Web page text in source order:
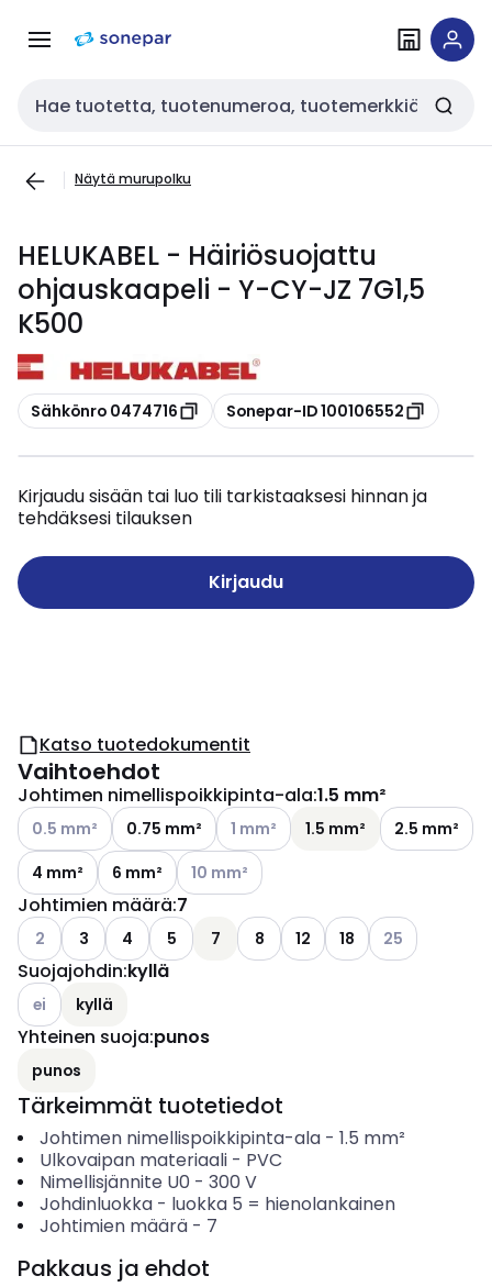
navigointiinsisältöön
Haku
Näytä murupolku
HELUKABEL - Häiriösuojattu
ohjauskaapeli - Y-CY-JZ 7G1,5
K500
Kopioi
Sähkönro 0474716 Kopioi
Sonepar-ID 100106552
Kirjaudu sisään tai luo tili tarkistaaksesi hinnan ja
tehdäksesi tilauksen
Kirjaudu
Katso tuotedokumentit
Vaihtoehdot
Johtimen nimellispoikkipinta-ala:1.5 mm²
Katso käytettävissä olevat vaihtoehdot
0.5 mm² 0.75 mm² Katso käytettävissä olevat
1 mm² 1.5 mm²
2.5 mm²
4 mm²
6 mm² Katso käytettävissä olevat vaihtoehdot
10 mm²
Johtimien määrä:7
Katso käytettävissä olevat vaihtoehdot
2 3 4 5 7 8 12 18 Katso
25
Suojajohdin:kyllä
Katso käytettävissä olevat vaihtoehdot
ei kyllä
Yhteinen suoja:punos
punos
Tärkeimmät tuotetiedot
Johtimen nimellispoikkipinta-ala- 1.5 mm²
Ulkovaipan materiaali- PVC
Nimellisjännite U0 - 300 V
Johdinluokka- luokka 5 = hienolankainen
Johtimien määrä- 7
Pakkaus ja ehdot